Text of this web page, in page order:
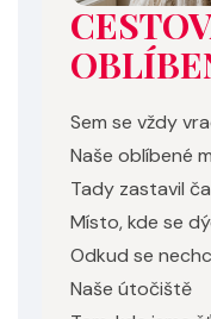
Sem se vždy
Naše oblíbené
Tady zastavil
Místo, kde se
Odkud se
Naše útočiště